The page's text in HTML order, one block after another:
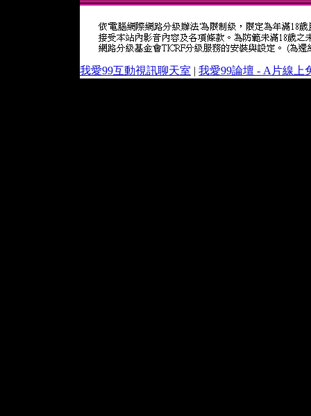
我愛99互動視訊聊天室 | 我愛99論壇 - A片線上